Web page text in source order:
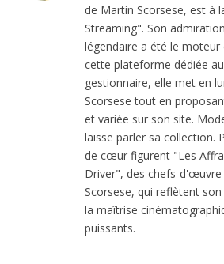
de Martin Scorsese, est à
Streaming". Son
légendaire a été le
cette plateforme dédiée
gestionnaire, elle met en
Scorsese tout en
et variée sur son site.
laisse parler sa collection.
de cœur figurent "Les
Driver", des chefs-
Scorsese, qui reflètent
la maîtrise
puissants.